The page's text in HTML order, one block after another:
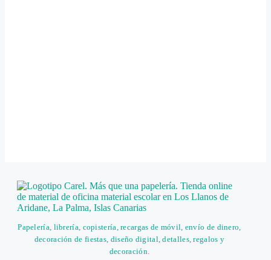
Papelería, librería, copistería, recargas de móvil, envío de dinero,
decoración de fiestas, diseño digital, detalles, regalos y
decoración.